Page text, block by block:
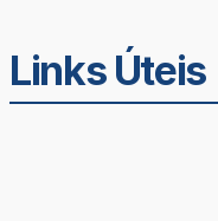
Links Úteis